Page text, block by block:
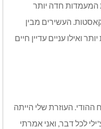
המעמדות חדה יותר
העשירים מבין
ואילו עניים עדיין חיים
העוזרת שלי הייתה
לכל דבר, ואני אמרתי